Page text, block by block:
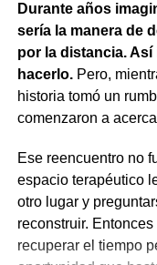
resultaba aplicable.
El fallo aclaró que
contravencional no
lesionado reclame
por los daños que
Durante años
sería la manera de
por la distancia.
hacerlo.Pero,
historia tomó un
comenzaron a
Ese reencuentro no
espacio terapéutico
otro lugar y
reconstruir.
recuperar el tiempo